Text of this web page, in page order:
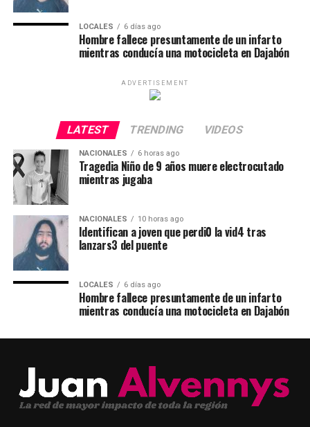
LOCALES 6 días ago
Hombre fallece presuntamente de un infarto
mientras conducía una motocicleta en Dajabón
ADVERTISEMENT
LATEST TRENDING VIDEOS
NACIONALES 6 horas ago
Tragedia Niño de 9 años muere electrocutado
mientras jugaba
NACIONALES 10 horas ago
Identifican a joven que perdi0 la vid4 tras
lanzars3 del puente
LOCALES 6 días ago
Hombre fallece presuntamente de un infarto
mientras conducía una motocicleta en Dajabón